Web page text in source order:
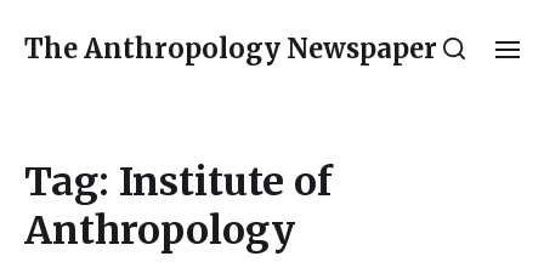
The Anthropology Newspaper
Tag: Institute of
Anthropology